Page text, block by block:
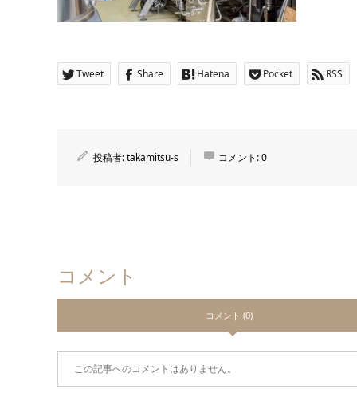
Tweet Share Hatena Pocket RSS
投稿者:takamitsu-s コメント:0
コメント
コメント (0)
この記事へのコメントはありません。